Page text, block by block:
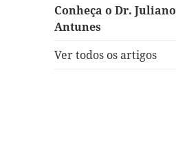
Conheça o Dr. Juliano
Antunes
Ver todos os artigos